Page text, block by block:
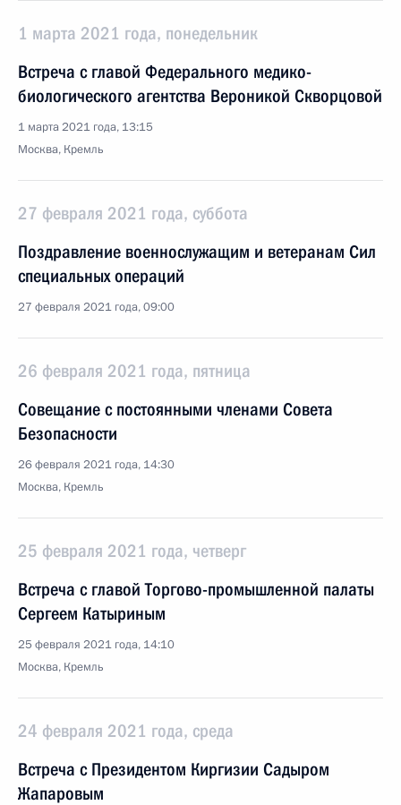
1 марта 2021 года, понедельник
Встреча с главой Федерального медико-
биологического агентства Вероникой Скворцовой
1 марта 2021 года, 13:15
Москва, Кремль
27 февраля 2021 года, суббота
Поздравление военнослужащим и ветеранам Сил
специальных операций
27 февраля 2021 года, 09:00
26 февраля 2021 года, пятница
Совещание с постоянными членами Совета
Безопасности
26 февраля 2021 года, 14:30
Москва, Кремль
25 февраля 2021 года, четверг
Встреча с главой Торгово-промышленной палаты
Сергеем Катыриным
25 февраля 2021 года, 14:10
Москва, Кремль
24 февраля 2021 года, среда
Встреча с Президентом Киргизии Садыром
Жапаровым